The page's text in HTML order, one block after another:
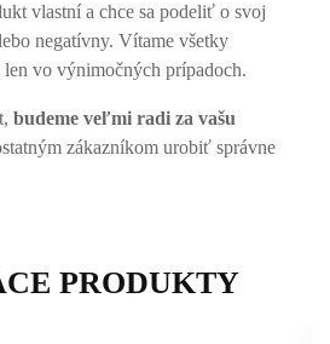
vlastní a chce sa podeliť o svoj
negatívny. Vítame všetky
len vo výnimočných prípadoch.
budeme veľmi radi za vašu
zákazníkom urobiť správne
PRODUKTY